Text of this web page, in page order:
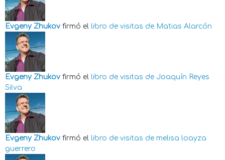
Evgeny Zhukov firmó el libro de visitas de Matias Alarcón
Evgeny Zhukov firmó el libro de visitas de Joaquín Reyes
Silva
Evgeny Zhukov firmó el libro de visitas de melisa loayza
guerrero